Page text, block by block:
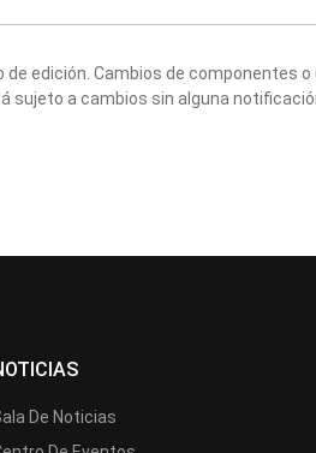
edición. Cambios de componentes
sujeto a cambios sin alguna
De Noticias